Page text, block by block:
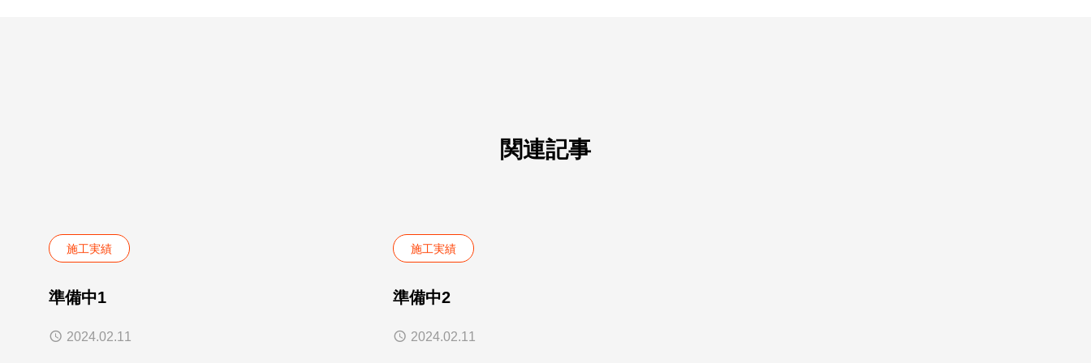
関連記事
施工実績
準備中1
2024.02.11
施工実績
準備中2
2024.02.11